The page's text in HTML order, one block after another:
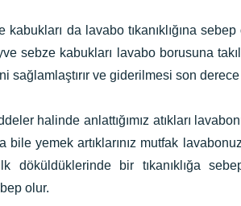
kabukları da lavabo tıkanıklığına
sebze kabukları lavabo borusuna
sağlamlaştırır ve giderilmesi son
halinde anlattığımız atıkları
bile yemek artıklarınız mutfak
döküldüklerinde bir tıkanıklığa
olur.